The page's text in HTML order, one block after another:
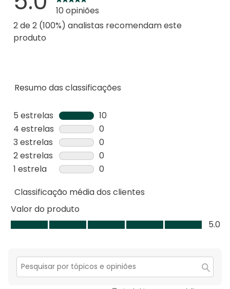
Resumo das classificações
5 estrelas estrelas
10
10
análises
com
5
4 estrelas estrelas
0
0
análise
com
estrelas.
3 estrelas estrelas
0
0
análise
3
2 estrelas estrelas
0
0
com
1 estrela estrelas
0
análise
1
estrela.
10 opiniões
2 de 2 (100%) analistas recomendam este
produto
Classificação média dos clientes
Valor do produto
Valor
5.0
em
5.0
Secção